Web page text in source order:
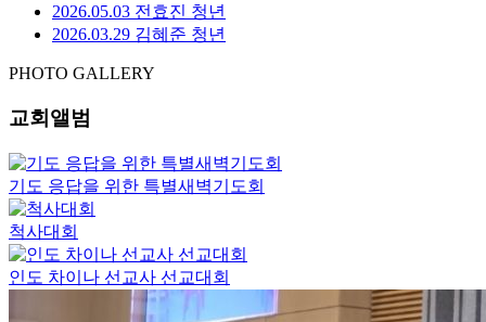
2026.05.03 전효진 청년
2026.03.29 김혜준 청년
PHOTO GALLERY
교회앨범
기도 응답을 위한 특별새벽기도회
척사대회
인도 차이나 선교사 선교대회